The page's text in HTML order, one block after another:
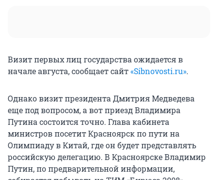
Визит первых лиц государства ожидается в
начале августа, сообщает сайт«Sibnovosti.ru».
Однако визит президента Дмитрия Медведева
еще под вопросом, а вот приезд Владимира
Путина состоится точно. Глава кабинета
министров посетит Красноярск по пути на
Олимпиаду в Китай, где он будет представлять
российскую делегацию. В Красноярске Владимир
Путин, по предварительной информации,